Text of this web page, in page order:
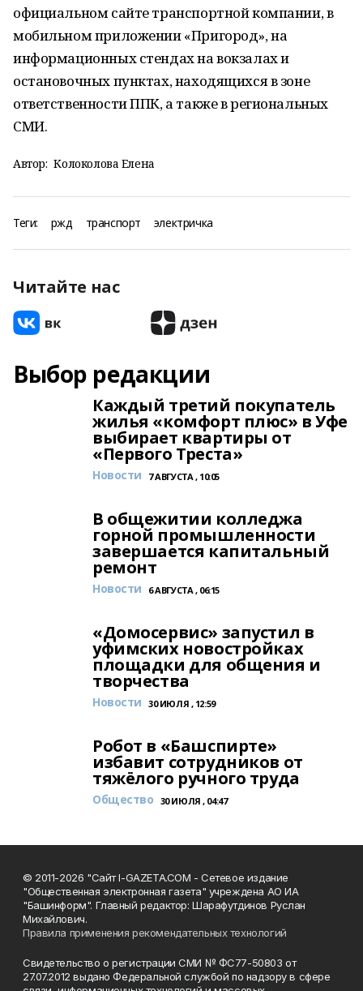
официальном сайте транспортной компании, в
мобильном приложении «Пригород», на
информационных стендах на вокзалах и
остановочных пунктах, находящихся в зоне
ответственности ППК, а также в региональных
СМИ.
Автор: Колоколова Елена
Теги: ржд транспорт электричка
Читайте нас
Выбор редакции
Каждый третий покупатель
жилья «комфорт плюс» в Уфе
выбирает квартиры от
«Первого Треста»
Новости 7 АВГУСТА , 10:05
В общежитии колледжа
горной промышленности
завершается капитальный
ремонт
Новости 6 АВГУСТА , 06:15
«Домосервис» запустил в
уфимских новостройках
площадки для общения и
творчества
Новости 30 ИЮЛЯ , 12:59
Робот в «Башспирте»
избавит сотрудников от
тяжёлого ручного труда
Общество 30 ИЮЛЯ , 04:47
© 2011-2026 "Сайт I-GAZETA.COM - Сетевое издание
"Общественная электронная газета" учреждена АО ИА
"Башинформ". Главный редактор: Шарафутдинов Руслан
Михайлович.
Правила применения рекомендательных технологий
Свидетельство о регистрации СМИ № ФС77-50803 от
27.07.2012 выдано Федеральной службой по надзору в сфере